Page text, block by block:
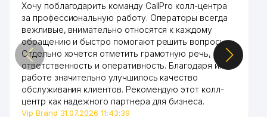
Хочу поблагодарить команду CallPro колл-центра
за профессиональную работу. Операторы всегда
вежливые, внимательно относятся к каждому
обращению и быстро помогают решить вопросы.
Отдельно хочется отметить грамотную речь,
ответственность и оперативность. Благодаря их
работе значительно улучшилось качество
обслуживания клиентов. Рекомендую этот колл-
центр как надежного партнера для бизнеса.
Vip Brand 31.07.2026 11:43:39